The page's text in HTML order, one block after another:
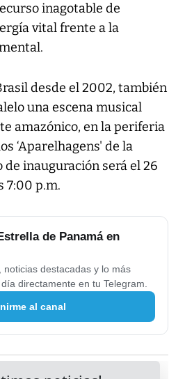
inagotable de
vital frente a la
desde el 2002, también
una escena musical
amazónico, en la periferia
‘Aparelhagens' de la
de inauguración será el 26
7:00 p.m.
de Panamá en
noticias destacadas y lo más
directamente en tu Telegram.
al canal